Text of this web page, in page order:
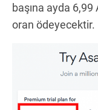
başına ayda
oran ödeyecektir.